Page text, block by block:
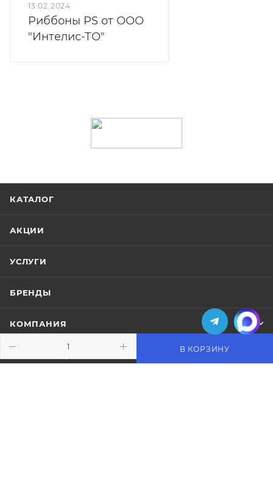
В КОРЗИНУ
13.02.2024
Риббоны PS от ООО
"Интелис-ТО"
КАТАЛОГ
АКЦИИ
УСЛУГИ
БРЕНДЫ
КОМПАНИЯ